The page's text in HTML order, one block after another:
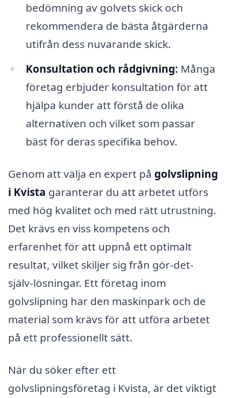
bedömning av golvets skick och
rekommendera de bästa åtgärderna
utifrån dess nuvarande skick.
Konsultation och rådgivning: Många
företag erbjuder konsultation för att
hjälpa kunder att förstå de olika
alternativen och vilket som passar
bäst för deras specifika behov.
Genom att välja en expert på golvslipning
i Kvista garanterar du att arbetet utförs
med hög kvalitet och med rätt utrustning.
Det krävs en viss kompetens och
erfarenhet för att uppnå ett optimalt
resultat, vilket skiljer sig från gör-det-
själv-lösningar. Ett företag inom
golvslipning har den maskinpark och de
material som krävs för att utföra arbetet
på ett professionellt sätt.
När du söker efter ett
golvslipningsföretag i Kvista, är det viktigt